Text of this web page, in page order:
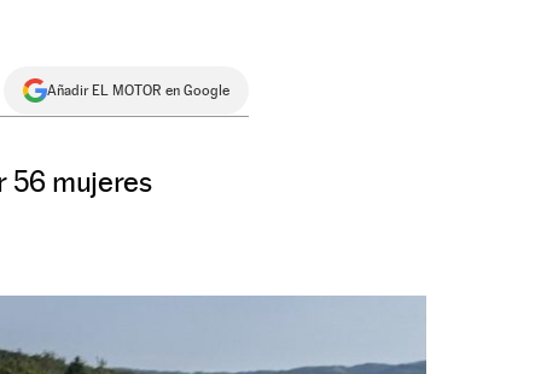
Añadir EL MOTOR en Google
56 mujeres